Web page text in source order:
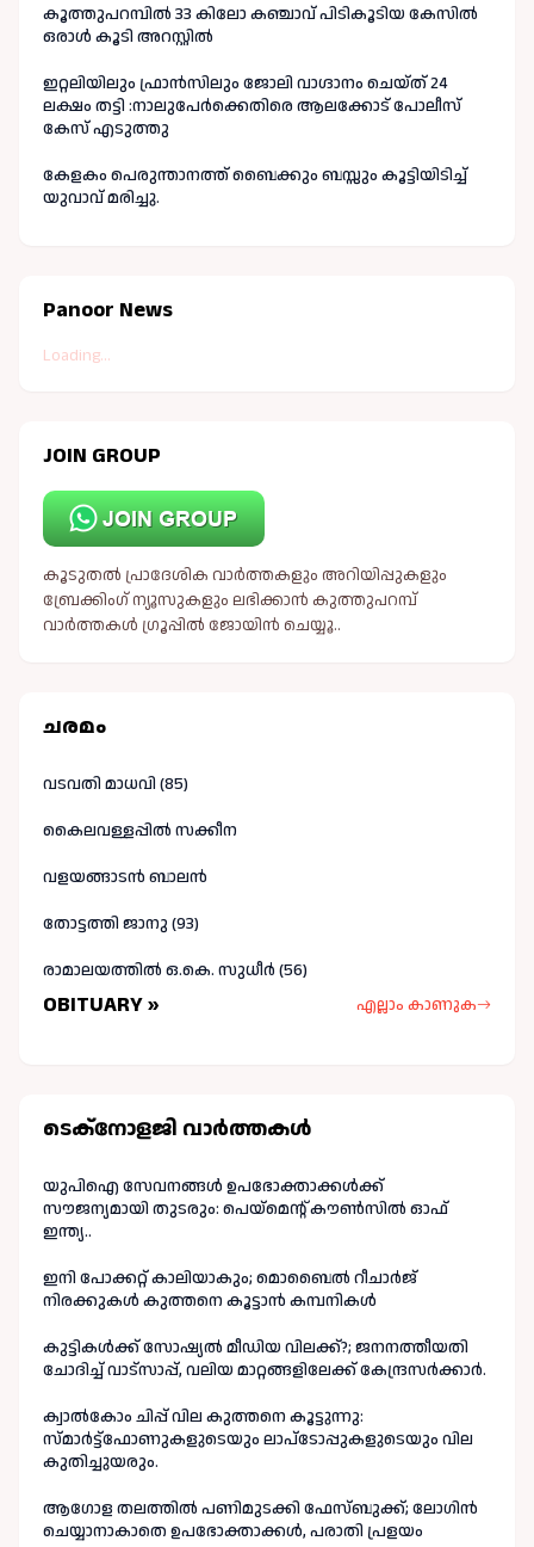
കൂത്തുപറമ്പിൽ 33 കിലോ കഞ്ചാവ് പിടികൂടിയ കേസിൽ
ഒരാൾ കൂടി അറസ്റ്റിൽ
ഇറ്റലിയിലും ഫ്രാൻസിലും ജോലി വാഗ്ദാനം ചെയ്ത് 24
ലക്ഷം തട്ടി :നാലുപേർക്കെതിരെ ആലക്കോട് പോലീസ്
കേസ് എടുത്തു
കേളകം പെരുന്താനത്ത് ബൈക്കും ബസ്സും കൂട്ടിയിടിച്ച്
യുവാവ് മരിച്ചു.
Panoor News
Loading...
JOIN GROUP
കൂടുതൽ പ്രാദേശിക വാർത്തകളും അറിയിപ്പുകളും
ബ്രേക്കിംഗ് ന്യൂസുകളും ലഭിക്കാൻ കുത്തുപറമ്പ്
വാർത്തകൾ ഗ്രൂപ്പിൽ ജോയിൻ ചെയ്യൂ..
ചരമം
വടവതി മാധവി (85)
കൈലവള്ളപ്പിൽ സക്കീന
വളയങ്ങാടൻ ബാലൻ
തോട്ടത്തി ജാനു (93)
രാമാലയത്തിൽ ഒ.കെ. സുധീർ (56)
OBITUARY » എല്ലാം കാണുക
ടെക്നോളജി വാർത്തകള്‍
യുപിഐ സേവനങ്ങൾ ഉപഭോക്താക്കൾക്ക്
സൗജന്യമായി തുടരും: പെയ്മെന്റ് കൗൺസിൽ ഓഫ്
ഇന്ത്യ..
ഇനി പോക്കറ്റ് കാലിയാകും; മൊബൈൽ റീചാർജ്
നിരക്കുകൾ കുത്തനെ കൂട്ടാൻ കമ്പനികൾ
കുട്ടികൾക്ക് സോഷ്യൽ മീഡിയ വിലക്ക്?; ജനനത്തീയതി
ചോദിച്ച് വാട്‌സാപ്പ്, വലിയ മാറ്റങ്ങളിലേക്ക് കേന്ദ്രസർക്കാർ.
ക്വാൽകോം ചിപ്പ് വില കുത്തനെ കൂട്ടുന്നു:
സ്മാർട്ട്ഫോണുകളുടെയും ലാപ്ടോപ്പുകളുടെയും വില
കുതിച്ചുയരും.
ആഗോള തലത്തിൽ പണിമുടക്കി ഫേസ്ബുക്ക്; ലോഗിന്‍
ചെയ്യാനാകാതെ ഉപഭോക്താക്കള്‍, പരാതി പ്രളയം